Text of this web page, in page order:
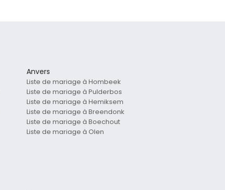
Anvers
Liste de mariage à Hombeek
Liste de mariage à Pulderbos
Liste de mariage à Hemiksem
Liste de mariage à Breendonk
Liste de mariage à Boechout
Liste de mariage à Olen